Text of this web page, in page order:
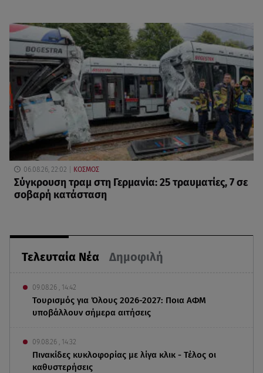
Τελευταία Νέα Δημοφιλή
09.08.26 , 14:42
Τουρισμός για Όλους 2026-2027: Ποια ΑΦΜ
υποβάλλουν σήμερα αιτήσεις
09.08.26 , 14:32
Πινακίδες κυκλοφορίας με λίγα κλικ - Τέλος οι
καθυστερήσεις
06.08.26, 22:02 ΚΟΣΜΟΣ
Σύγκρουση τραμ στη Γερμανία: 25 τραυματίες, 7 σε
σοβαρή κατάσταση